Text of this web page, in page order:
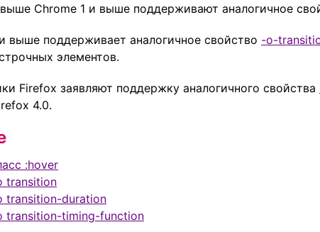
Chrome 1 и выше поддерживают аналогичное
выше поддерживает аналогичное свойство -o-
элементов.
Firefox заявляют поддержку аналогичного свойства
4.0.
:hover
transition
transition-duration
transition-timing-function